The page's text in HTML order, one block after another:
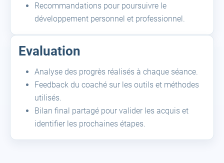
Recommandations pour poursuivre le
développement personnel et professionnel.
Evaluation
Analyse des progrès réalisés à chaque séance.
Feedback du coaché sur les outils et méthodes
utilisés.
Bilan final partagé pour valider les acquis et
identifier les prochaines étapes.